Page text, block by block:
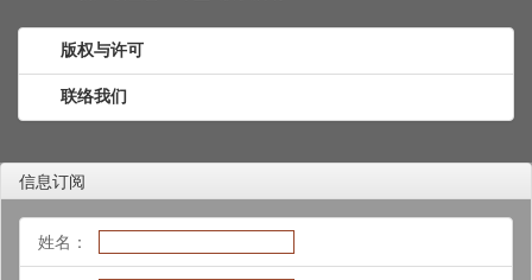
版权与许可
联络我们
信息订阅
姓名：